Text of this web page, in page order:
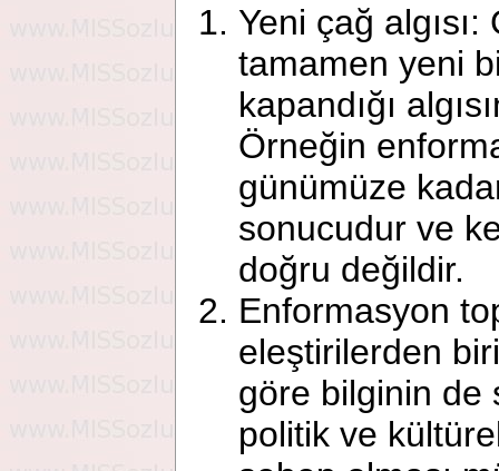
Yeni çağ
tamamen yeni
kapandığı
Örneğin
günümüze
sonucudur ve
doğru değildir.
Enformasyon
eleştirilerden
göre bilginin de
politik ve